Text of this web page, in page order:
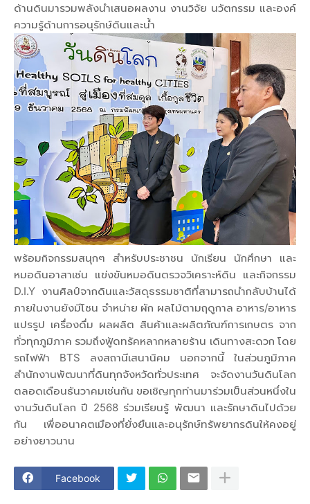
ด้านดินมารวมพลังนำเสนอผลงาน งานวิจัย นวัตกรรม และองค์
ความรู้ด้านการอนุรักษ์ดินและน้ำ
พร้อมกิจกรรมสนุกๆ สำหรับประชาชน นักเรียน นักศึกษา และ
หมอดินอาสาเช่น แข่งขันหมอดินตรวจวิเคราะห์ดิน และกิจกรรม
D.I.Y งานศิลป์จากดินและวัสดุธรรมชาติที่สามารถนำกลับบ้านได้
ภายในงานยังมีโซน จำหน่าย ผัก ผลไม้ตามฤดูกาล อาหาร/อาหาร
แปรรูป เครื่องดื่ม ผลผลิต สินค้าและผลิตภัณฑ์การเกษตร จาก
ทั่วทุกภูมิภาค รวมถึงฟู้ดทรัคหลากหลายร้าน เดินทางสะดวก โดย
รถไฟฟ้า BTS ลงสถานีเสนานิคม นอกจากนี้ ในส่วนภูมิภาค
สำนักงานพัฒนาที่ดินทุกจังหวัดทั่วประเทศ จะจัดงานวันดินโลก
ตลอดเดือนธันวาคมเช่นกัน ขอเชิญทุกท่านมาร่วมเป็นส่วนหนึ่งใน
งานวันดินโลก ปี 2568 ร่วมเรียนรู้ พัฒนา และรักษาดินไปด้วย
กัน เพื่ออนาคตเมืองที่ยั่งยืนและอนุรักษ์ทรัพยากรดินให้คงอยู่
อย่างยาวนาน
Facebook